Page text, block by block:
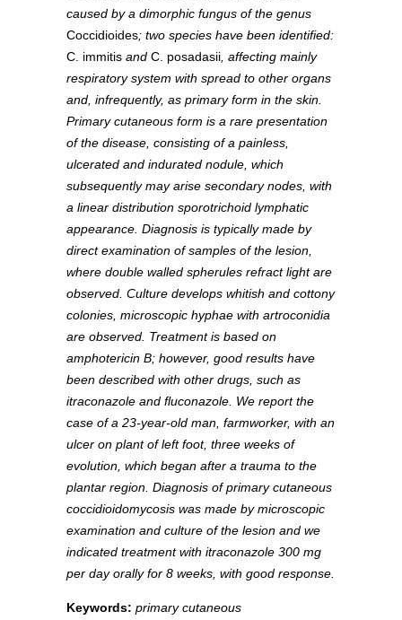
caused by a dimorphic fungus of the genus
Coccidioides; two species have been identified:
C. immitis and C. posadasii , affecting mainly
respiratory system with spread to other organs
and, infrequently, as primary form in the skin.
Primary cutaneous form is a rare presentation
of the disease, consisting of a painless,
ulcerated and indurated nodule, which
subsequently may arise secondary nodes, with
a linear distribution sporotrichoid lymphatic
appearance. Diagnosis is typically made by
direct examination of samples of the lesion,
where double walled spherules refract light are
observed. Culture develops whitish and cottony
colonies, microscopic hyphae with artroconidia
are observed. Treatment is based on
amphotericin B; however, good results have
been described with other drugs, such as
itraconazole and fluconazole. We report the
case of a 23-year-old man, farmworker, with an
ulcer on plant of left foot, three weeks of
evolution, which began after a trauma to the
plantar region. Diagnosis of primary cutaneous
coccidioidomycosis was made by microscopic
examination and culture of the lesion and we
indicated treatment with itraconazole 300 mg
per day orally for 8 weeks, with good response.
Keywords: primary cutaneous